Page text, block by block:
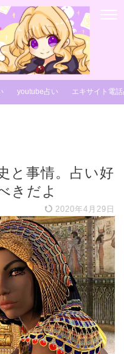
youtube占い エキサイト電
と事情。占い好
きだよ
2020年4月29日